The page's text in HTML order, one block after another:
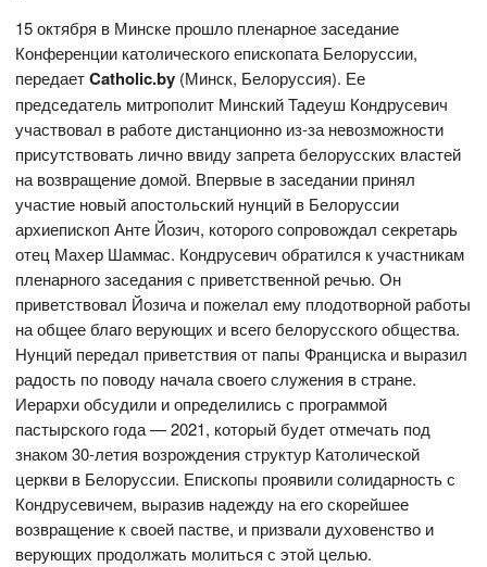
15 октября в Минске прошло пленарное заседание
Конференции католического епископата Белоруссии,
передаетCatholic.by (Минск, Белоруссия). Ее
председатель митрополит Минский Тадеуш Кондрусевич
участвовал в работе дистанционно из-за невозможности
присутствовать лично ввиду запрета белорусских властей
на возвращение домой. Впервые в заседании принял
участие новый апостольский нунций в Белоруссии
архиепископ Анте Йозич, которого сопровождал секретарь
отец Махер Шаммас. Кондрусевич обратился к участникам
пленарного заседания с приветственной речью. Он
приветствовал Йозича и пожелал ему плодотворной работы
на общее благо верующих и всего белорусского общества.
Нунций передал приветствия от папы Франциска и выразил
радость по поводу начала своего служения в стране.
Иерархи обсудили и определились с программой
пастырского года — 2021, который будет отмечать под
знаком 30-летия возрождения структур Католической
церкви в Белоруссии. Епископы проявили солидарность с
Кондрусевичем, выразив надежду на его скорейшее
возвращение к своей пастве, и призвали духовенство и
верующих продолжать молиться с этой целью.